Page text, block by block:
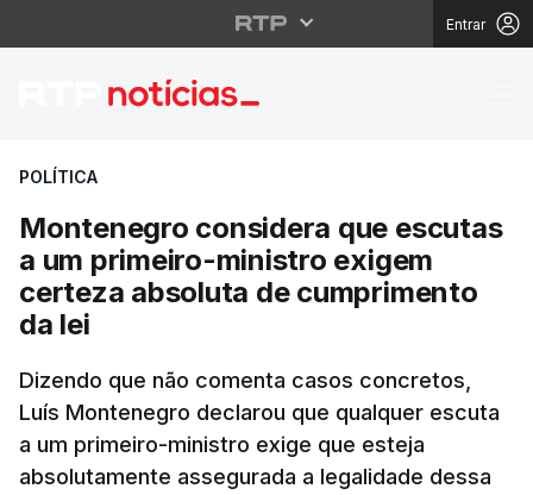
Entrar
Montenegro
POLÍTICA
Montenegro considera que escutas
a um primeiro-ministro exigem
certeza absoluta de cumprimento
da lei
Dizendo que não comenta casos concretos,
Luís Montenegro declarou que qualquer escuta
a um primeiro-ministro exige que esteja
absolutamente assegurada a legalidade dessa